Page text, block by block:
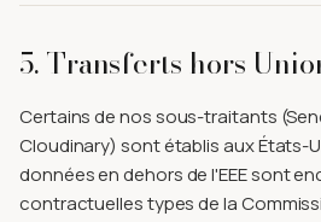
5. Transferts hors
Certains de nos sous-traitants
Cloudinary) sont établis aux États-
données en dehors de l'EEE sont
contractuelles types de la